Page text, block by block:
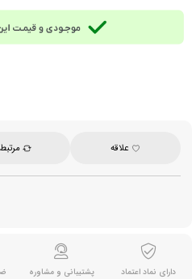
چای سیاه خالص سیلان، طعم‌دهنده کارامل
نوع چای:
۵۰۰ گرم
علاقه مرتبط
دارای نماد اعتماد پشتیبانی و مشاوره